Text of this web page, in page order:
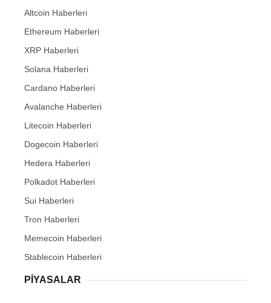
Altcoin Haberleri
Ethereum Haberleri
XRP Haberleri
Solana Haberleri
Cardano Haberleri
Avalanche Haberleri
Litecoin Haberleri
Dogecoin Haberleri
Hedera Haberleri
Polkadot Haberleri
Sui Haberleri
Tron Haberleri
Memecoin Haberleri
Stablecoin Haberleri
PIYASALAR